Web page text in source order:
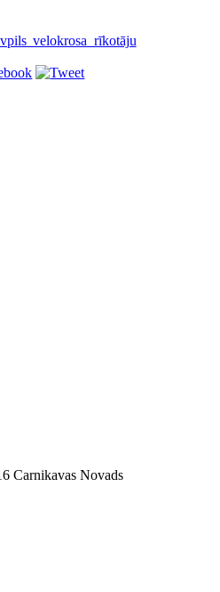
velokrosa rīkotāju
Carnikavas Novads